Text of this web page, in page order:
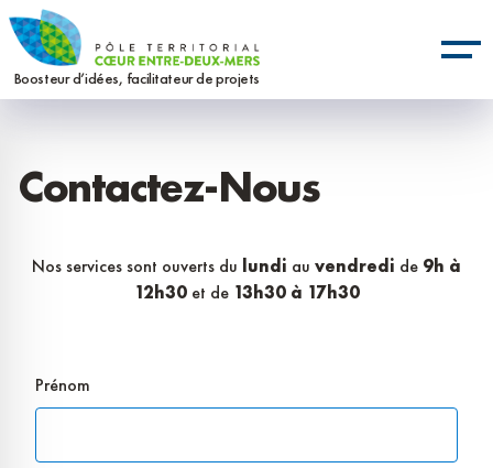
Aller
au
contenu
Boosteur d’idées, facilitateur de projets
Contactez-Nous
Nos services sont ouverts du lundi au vendredi de 9h à
12h30et de 13h30 à 17h30
Prénom
Panneau de gestion des cookies